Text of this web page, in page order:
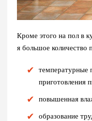
Кроме этого на пол в
я большое количество
температурные
приготовления
повышенная
образование